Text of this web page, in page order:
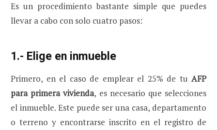
Es un procedimiento bastante simple que puedes
llevar a cabo con solo cuatro pasos:
1.- Elige en inmueble
Primero, en el caso de emplear el 25% de tu AFP
para primera vivienda, es necesario que selecciones
el inmueble. Este puede ser una casa, departamento
o terreno y encontrarse inscrito en el registro de